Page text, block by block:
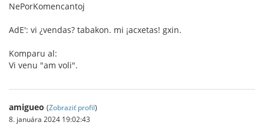
NePorKomencantoj
AdE': vi ¿vendas? tabakon. mi ¡acxetas! gxin.
Komparu al:
Vi venu "am voli".
amigueo (Zobraziť profil)
8. januára 2024 19:02:43